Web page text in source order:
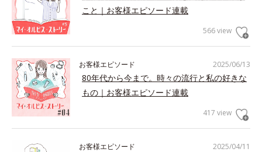
こと｜お客様エピソード連載
566 view
2025/06/13
お客様エピソード
80年代から今まで。時々の流行と私の好きな
もの｜お客様エピソード連載
417 view
2025/04/11
お客様エピソード